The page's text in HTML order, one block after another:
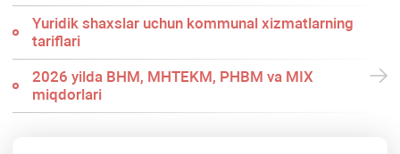
Yuridik shaхslar uchun kommunal хizmatlarning
tariflari
2026 yilda BHM, MHTEKM, PHBM va MIX
miqdorlari